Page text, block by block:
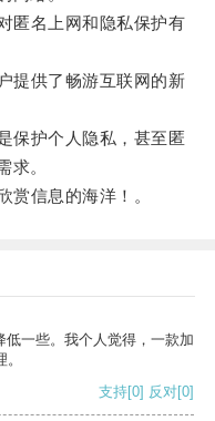
名上网和隐私保护有
供了畅游互联网的新
护个人隐私，甚至匿
求。
信息的海洋！。
一些。我个人觉得，一款加
支持[0] 反对[0]